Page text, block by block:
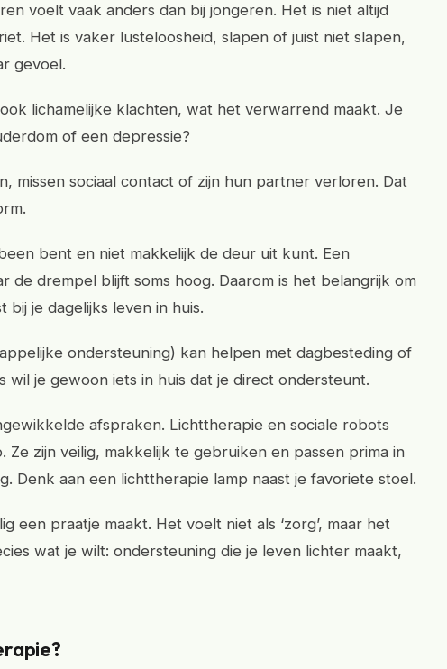
voelt vaak anders dan bij jongeren. Het is niet altijd
Het is vaker lusteloosheid, slapen of juist niet slapen,
gevoel.
lichamelijke klachten, wat het verwarrend maakt. Je
of een depressie?
missen sociaal contact of zijn hun partner verloren. Dat
bent en niet makkelijk de deur uit kunt. Een
de drempel blijft soms hoog. Daarom is het belangrijk om
bij je dagelijks leven in huis.
ondersteuning) kan helpen met dagbesteding of
wil je gewoon iets in huis dat je direct ondersteunt.
afspraken. Lichttherapie en sociale robots
Ze zijn veilig, makkelijk te gebruiken en passen prima in
Denk aan een lichttherapie lamp naast je favoriete stoel.
een praatje maakt. Het voelt niet als ‘zorg’, maar het
wat je wilt: ondersteuning die je leven lichter maakt,